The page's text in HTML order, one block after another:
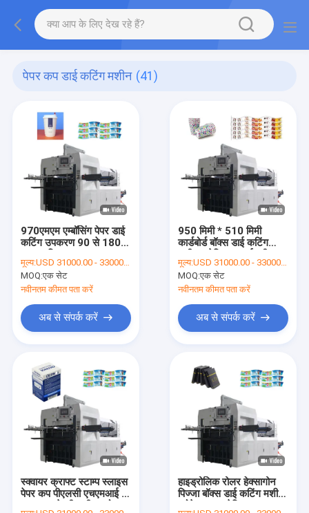
पेपर कप डाई कटिंग मशीन (41)
970एमएम एम्बॉसिंग पेपर डाई
कटिंग उपकरण 90 से 180
मूल्य:USD 31000.00 - 33000.00 per set
MOQ:एक सेट
नवीनतम कीमत पता करें
अब से संपर्क करें
950 मिमी * 510 मिमी
कार्डबोर्ड बॉक्स डाई कटिंग
रोलिंग डाई कटर
मूल्य:USD 31000.00 - 33000.00 per set
MOQ:एक सेट
नवीनतम कीमत पता करें
अब से संपर्क करें
स्क्वायर क्राफ्ट स्टाम्प स्लाइस
पेपर कप पीएलसी एचएमआई के
हाइड्रोलिक रोलर हेक्सागोन
पिज्जा बॉक्स डाई कटिंग मशीन